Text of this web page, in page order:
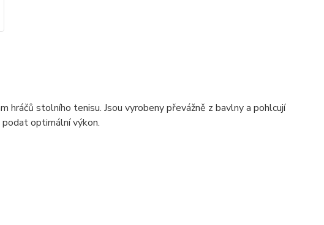
stolního tenisu. Jsou vyrobeny převážně z bavlny a pohlcují
optimální výkon.